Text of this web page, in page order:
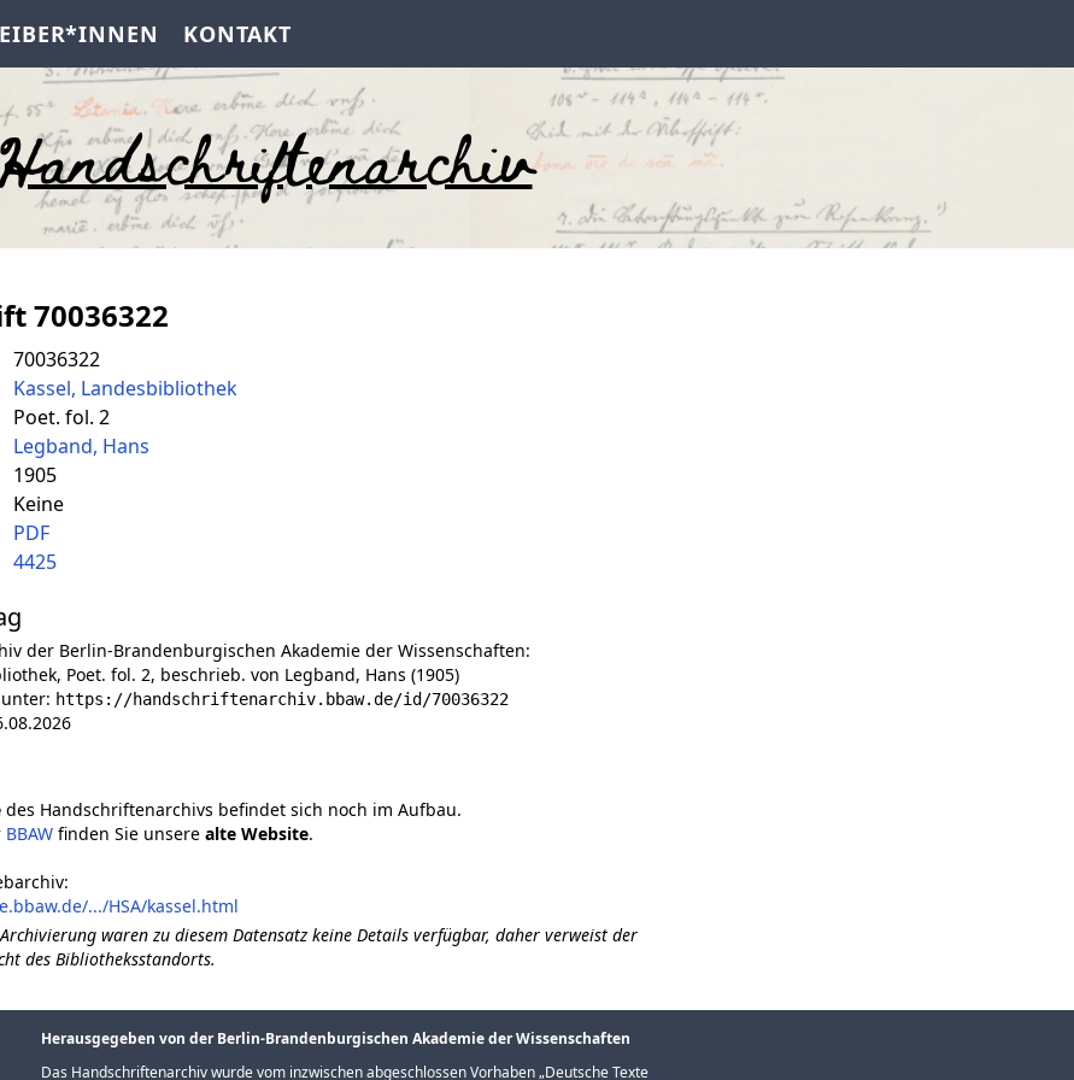
KONTAKT
70036322
70036322
Kassel, Landesbibliothek
Poet. fol. 2
Legband, Hans
1905
Keine
PDF
4425
der Berlin-Brandenburgischen Akademie der Wissenschaften:
Poet. fol. 2, beschrieb. von Legband, Hans (1905)
https://handschriftenarchiv.bbaw.de/id/70036322
des Handschriftenarchivs befindet sich noch im Aufbau.
finden Sie unsere alte Website.
.../HSA/kassel.html
waren zu diesem Datensatz keine Details verfügbar, daher verweist der
des Bibliotheksstandorts.
Herausgegeben von der Berlin-Brandenburgischen Akademie der Wissenschaften
Das Handschriftenarchiv wurde vom inzwischen abgeschlossen Vorhaben „Deutsche Texte